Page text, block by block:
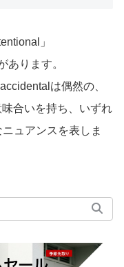
」
あります。
は偶然の、
合いを持ち、いずれ
ュアンスを表しま